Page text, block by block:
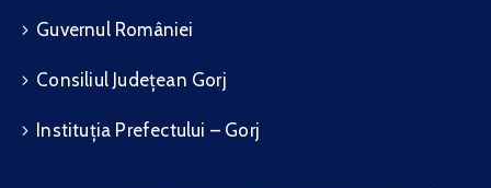
Guvernul României
Consiliul Județean Gorj
Instituția Prefectului – Gorj